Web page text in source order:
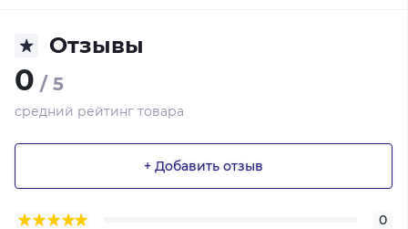
Отзывы
0 / 5
средний рейтинг товара
+ Добавить отзыв
0